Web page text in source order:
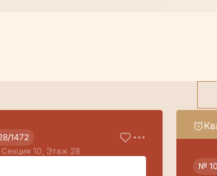
1472
10, Этаж 28
№